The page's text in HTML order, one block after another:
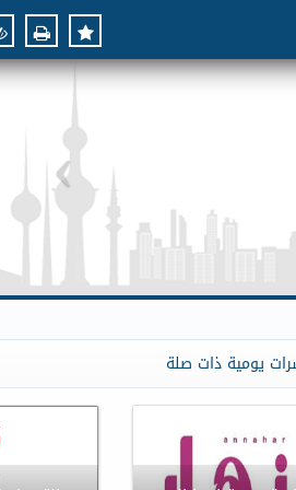
يومية ذات صلة